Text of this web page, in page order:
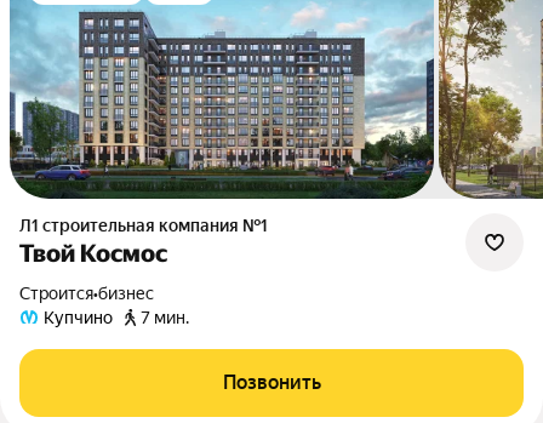
Л1 cтроительная компания №1
Твой Космос
Строится•бизнес
Купчино
7 мин.
Позвонить